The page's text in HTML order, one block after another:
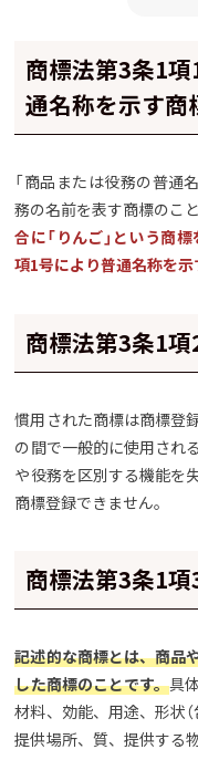
商標法第3条1
通名称を示す商
「商品または役務の普通
務の名前を表す商標のこと
合に「りんご」という商
項1号により普通名称を示
商標法第3条1
慣用された商標は商標登
の間で一般的に使用され
や役務を区別する機能を
商標登録できません。
商標法第3条1
記述的な商標とは、商品
した商標のことです。具
材料、効能、用途、形状
提供場所、質、提供する